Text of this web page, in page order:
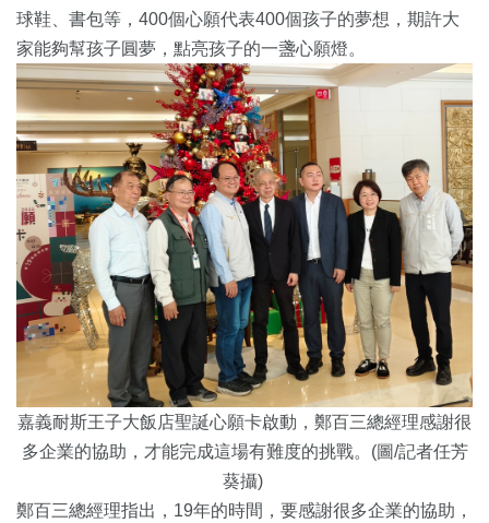
球鞋、書包等， 400個心願代表400個孩子的夢想，期許大
家能夠幫孩子圓夢， 點亮孩子的一盞心願燈。
嘉義耐斯王子大飯店聖誕心願卡啟動，鄭百三總經理感謝很
多企業的協助， 才能完成這場有難度的挑戰。(圖/記者任芳
葵攝)
鄭百三總經理指出，19年的時間，要感謝很多企業的協助，